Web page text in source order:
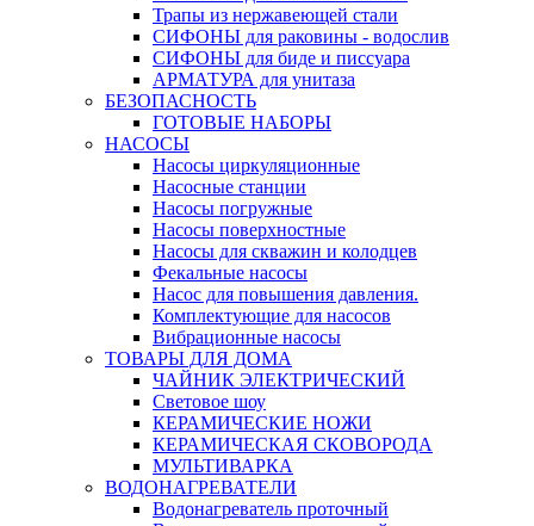
Трапы из нержавеющей стали
СИФОНЫ для раковины - водослив
СИФОНЫ для биде и писсуара
АРМАТУРА для унитаза
БЕЗОПАСНОСТЬ
ГОТОВЫЕ НАБОРЫ
НАСОСЫ
Насосы циркуляционные
Насосные станции
Насосы погружные
Насосы поверхностные
Насосы для скважин и колодцев
Фекальные насосы
Насос для повышения давления.
Комплектующие для насосов
Вибрационные насосы
ТОВАРЫ ДЛЯ ДОМА
ЧАЙНИК ЭЛЕКТРИЧЕСКИЙ
Световое шоу
КЕРАМИЧЕСКИЕ НОЖИ
КЕРАМИЧЕСКАЯ СКОВОРОДА
МУЛЬТИВАРКА
ВОДОНАГРЕВАТЕЛИ
Водонагреватель проточный